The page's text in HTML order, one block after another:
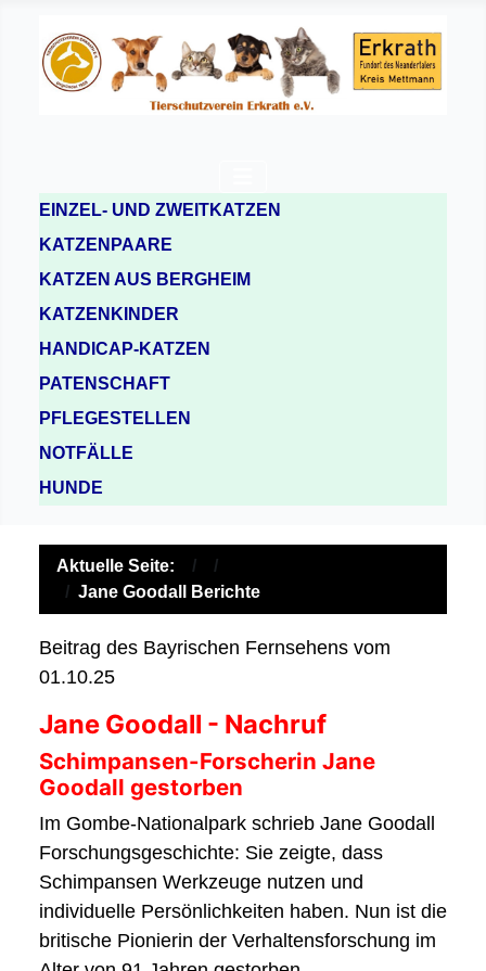
EINZEL- UND ZWEITKATZEN
KATZENPAARE
KATZEN AUS BERGHEIM
KATZENKINDER
HANDICAP-KATZEN
PATENSCHAFT
PFLEGESTELLEN
NOTFÄLLE
HUNDE
Aktuelle Seite:
Jane Goodall Berichte
Beitrag des Bayrischen Fernsehens vom
01.10.25
Jane Goodall - Nachruf
Schimpansen-Forscherin Jane
Goodall gestorben
Im Gombe-Nationalpark schrieb Jane Goodall
Forschungsgeschichte: Sie zeigte, dass
Schimpansen Werkzeuge nutzen und
individuelle Persönlichkeiten haben. Nun ist die
britische Pionierin der Verhaltensforschung im